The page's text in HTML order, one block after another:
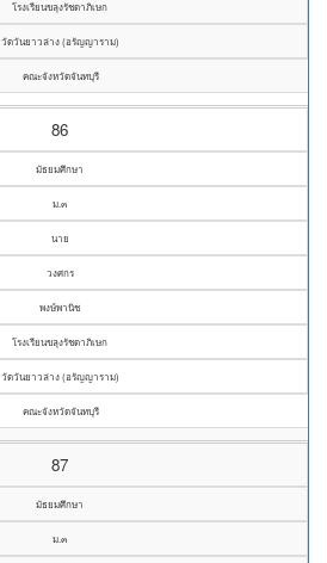
โรงเรียนขลุงรัชดาภิเษก
วัดวันยาวล่าง (อรัญญาราม)
คณะจังหวัดจันทบุรี
86
มัธยมศึกษา
ม.๓
นาย
วงศกร
พงษ์พานิช
โรงเรียนขลุงรัชดาภิเษก
วัดวันยาวล่าง (อรัญญาราม)
คณะจังหวัดจันทบุรี
87
มัธยมศึกษา
ม.๓